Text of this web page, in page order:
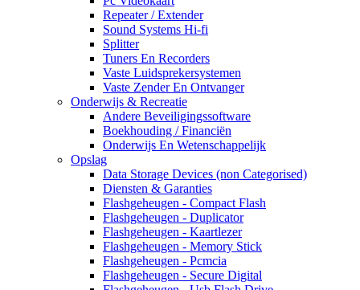
Repeater / Extender
Sound Systems Hi-fi
Splitter
Tuners En Recorders
Vaste Luidsprekersystemen
Vaste Zender En Ontvanger
Onderwijs & Recreatie
Andere Beveiligingssoftware
Boekhouding / Financiën
Onderwijs En Wetenschappelijk
Opslag
Data Storage Devices (non Categorised)
Diensten & Garanties
Flashgeheugen - Compact Flash
Flashgeheugen - Duplicator
Flashgeheugen - Kaartlezer
Flashgeheugen - Memory Stick
Flashgeheugen - Pcmcia
Flashgeheugen - Secure Digital